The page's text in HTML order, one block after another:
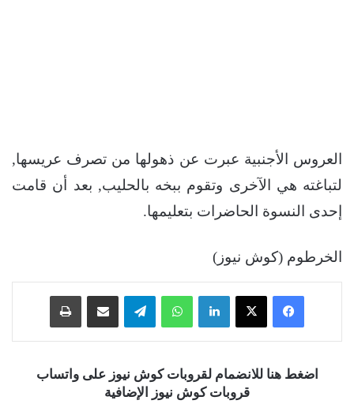
العروس الأجنبية عبرت عن ذهولها من تصرف عريسها,
لتباغته هي الآخرى وتقوم ببخه بالحليب, بعد أن قامت
إحدى النسوة الحاضرات بتعليمها.
الخرطوم (كوش نيوز)
فيسبوك ‫X لينكدإن واتساب تيلقرام
اضغط هنا للانضمام لقروبات كوش نيوز على واتساب
قروبات كوش نيوز الإضافية